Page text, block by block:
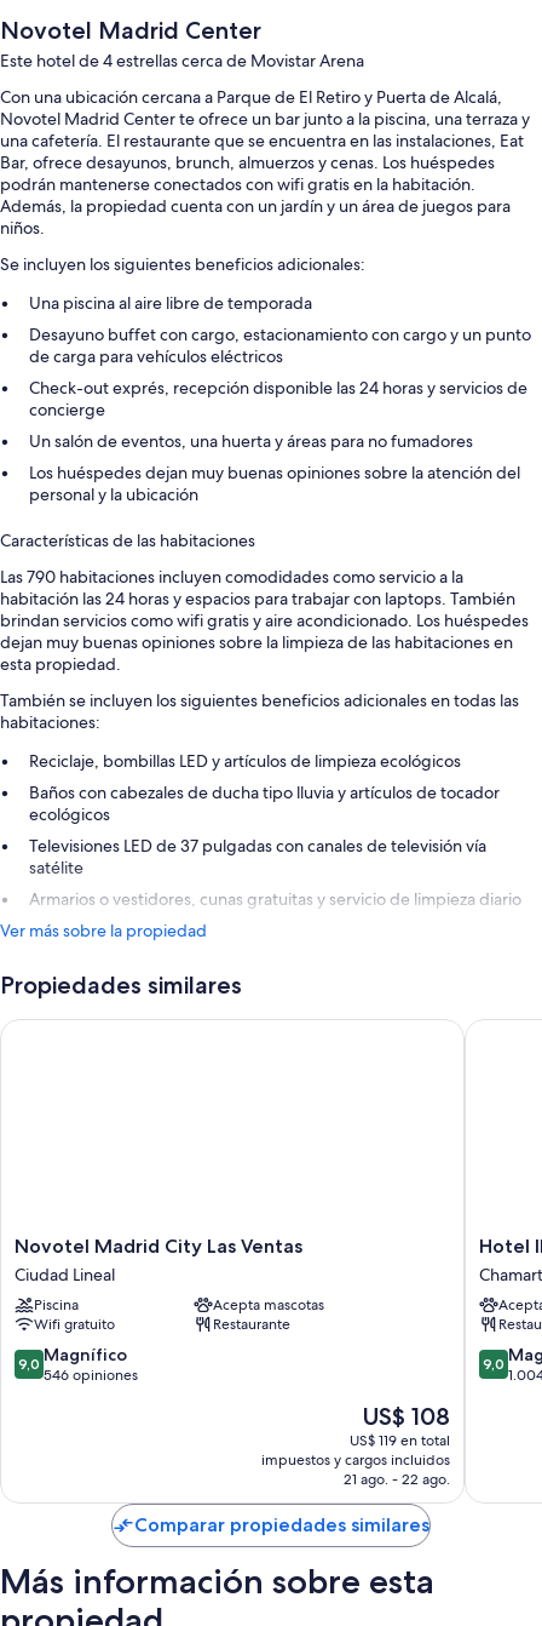
Novotel Madrid Center
Este hotel de 4 estrellas cerca de Movistar Arena
Con una ubicación cercana a Parque de El Retiro y Puerta de Alcalá,
Novotel Madrid Center te ofrece un bar junto a la piscina, una terraza y
una cafetería. El restaurante que se encuentra en las instalaciones, Eat
Bar, ofrece desayunos, brunch, almuerzos y cenas. Los huéspedes
podrán mantenerse conectados con wifi gratis en la habitación.
Además, la propiedad cuenta con un jardín y un área de juegos para
niños.
Se incluyen los siguientes beneficios adicionales:
Una piscina al aire libre de temporada
Desayuno buffet con cargo, estacionamiento con cargo y un punto
de carga para vehículos eléctricos
Check-out exprés, recepción disponible las 24 horas y servicios de
concierge
Un salón de eventos, una huerta y áreas para no fumadores
Los huéspedes dejan muy buenas opiniones sobre la atención del
personal y la ubicación
Características de las habitaciones
Las 790 habitaciones incluyen comodidades como servicio a la
habitación las 24 horas y espacios para trabajar con laptops. También
brindan servicios como wifi gratis y aire acondicionado. Los huéspedes
dejan muy buenas opiniones sobre la limpieza de las habitaciones en
esta propiedad.
También se incluyen los siguientes beneficios adicionales en todas las
habitaciones:
Reciclaje, bombillas LED y artículos de limpieza ecológicos
Baños con cabezales de ducha tipo lluvia y artículos de tocador
ecológicos
Televisiones LED de 37 pulgadas con canales de televisión vía
satélite
Armarios o vestidores, cunas gratuitas y servicio de limpieza diario
Ver más sobre la propiedad
Propiedades similares
Novotel
Madrid
City
Las
Ventas
Ciudad
Lineal
Novotel Madrid City Las Ventas
Ciudad Lineal
Piscina
Acepta mascotas
Wifi gratuito
Restaurante
9.0
de
9,0 Magnífico
546 opiniones
El
precio
actual
es
de
US$ 108
US$ 108
US$ 119 en total
impuestos y cargos incluidos
21 ago. - 22 ago.
Novotel Madrid City Las Ventas
Hotel
Suites
Madrid
Hotel
9.0
de
9,0
Hotel
Comparar propiedades similares
Más información sobre esta